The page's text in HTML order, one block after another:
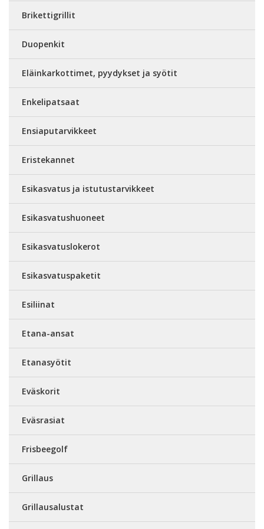
Brikettigrillit
Duopenkit
Eläinkarkottimet, pyydykset ja syötit
Enkelipatsaat
Ensiaputarvikkeet
Eristekannet
Esikasvatus ja istutustarvikkeet
Esikasvatushuoneet
Esikasvatuslokerot
Esikasvatuspaketit
Esiliinat
Etana-ansat
Etanasyötit
Eväskorit
Eväsrasiat
Frisbeegolf
Grillaus
Grillausalustat